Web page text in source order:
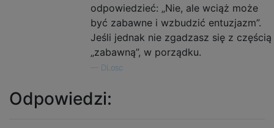
odpowiedzieć: „Nie, ale wciąż może
być zabawne i wzbudzić entuzjazm”.
Jeśli jednak nie zgadzasz się z częścią
„zabawną”, w porządku.
DLosc
Odpowiedzi: